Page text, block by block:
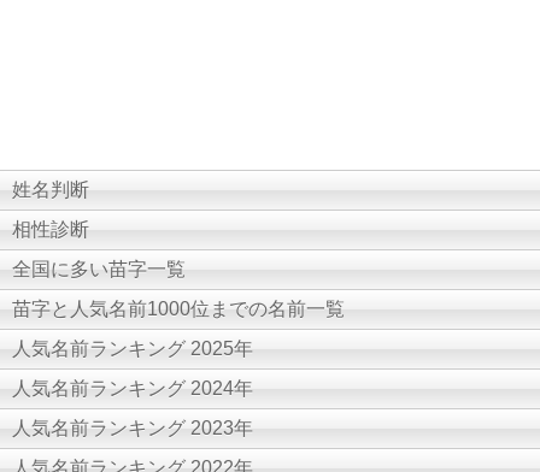
姓名判断
相性診断
全国に多い苗字一覧
苗字と人気名前1000位までの名前一覧
人気名前ランキング 2025年
人気名前ランキング 2024年
人気名前ランキング 2023年